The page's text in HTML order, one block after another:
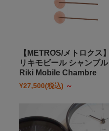
【METROS/メトロクス】
リキモビール シャンブル
Riki Mobile Chambre
¥27,500(税込) ～